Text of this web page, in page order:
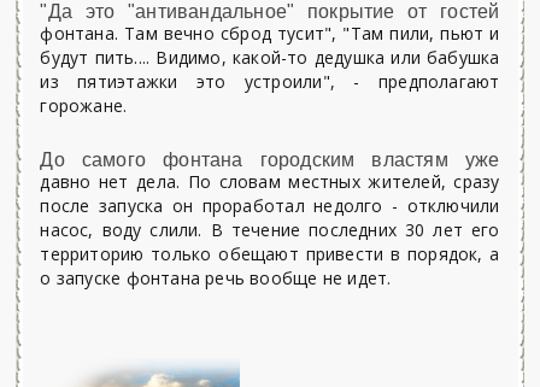
"Да это "антивандальное" покрытие от гостей
фонтана. Там вечно сброд тусит", "Там пили, пьют и
будут пить.... Видимо, какой-то дедушка или бабушка
из пятиэтажки это устроили", - предполагают
горожане.
До самого фонтана городским властям уже
давно нет дела. По словам местных жителей, сразу
после запуска он проработал недолго - отключили
насос, воду слили. В течение последних 30 лет его
территорию только обещают привести в порядок, а
о запуске фонтана речь вообще не идет.